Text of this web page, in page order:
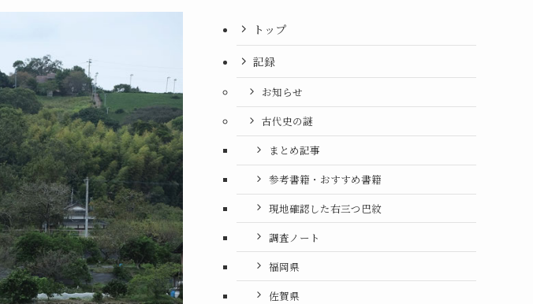
トップ
記録
お知らせ
古代史の謎
まとめ記事
参考書籍・おすすめ書籍
現地確認した右三つ巴紋
調査ノート
福岡県
佐賀県